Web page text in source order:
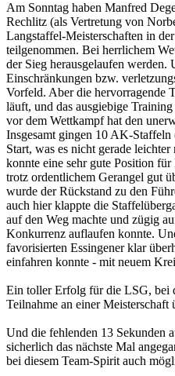
Am Sonntag haben Manfred
Rechlitz (als Vertretung von
Langstaffel-Meisterschaften in der
teilgenommen. Bei herrlichem
der Sieg herausgelaufen werden.
Einschränkungen bzw.
Vorfeld. Aber die hervorragende
läuft, und das ausgiebige
vor dem Wettkampf hat den
Insgesamt gingen 10 AK-
Start, was es nicht gerade
konnte eine sehr gute Position
trotz ordentlichem Gerangel gut
wurde der Rückstand zu den
auch hier klappte die
auf den Weg machte und zügig
Konkurrenz auflaufen konnte.
favorisierten Essingener klar
einfahren konnte - mit neuem
Ein toller Erfolg für die LSG, bei
Teilnahme an einer
Und die fehlenden 13 Sekunden
sicherlich das nächste Mal
bei diesem Team-Spirit auch